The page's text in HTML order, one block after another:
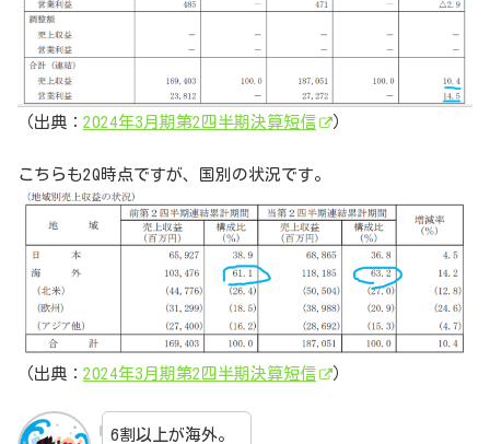
（出典： 2024年3月期第2四半期決算短信 ）
こちらも2Q時点ですが、国別の状況です。
（出典： 2024年3月期第2四半期決算短信 ）
6割以上が海外。